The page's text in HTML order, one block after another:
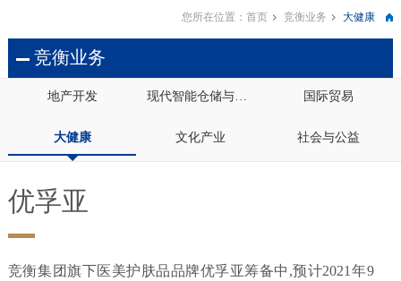
您所在位置：首页 竞衡业务 大健康
竞衡业务
地产开发 现代智能仓储与智慧物流供应链 国际贸易
大健康 文化产业 社会与公益
优孚亚
竞衡集团旗下医美护肤品品牌优孚亚筹备中,预计2021年9